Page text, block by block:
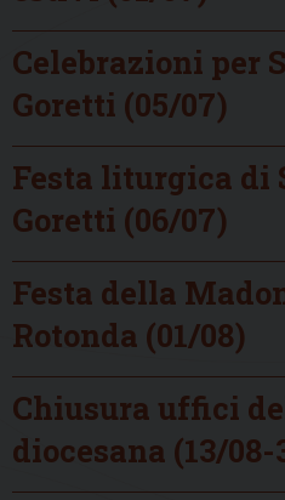
Celebrazioni per
Goretti (05/07)
Festa liturgica di
Goretti (06/07)
Festa della
Rotonda (01/08)
Chiusura uffici
diocesana (13/08-